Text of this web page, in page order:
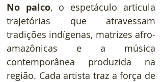
No palco, o espetáculo articula
trajetórias que atravessam
tradições indígenas, matrizes afro-
amazônicas e a música
contemporânea produzida na
região. Cada artista traz a força de